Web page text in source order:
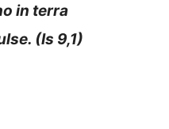
in terra
(Is 9,1)